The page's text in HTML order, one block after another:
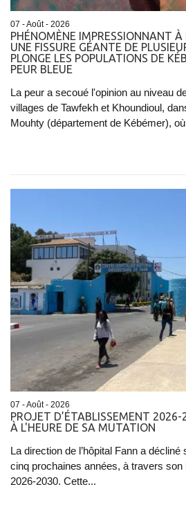
07 - Août - 2026
PHÉNOMÈNE IMPRESSIONNANT
UNE FISSURE GÉANTE DE
PLONGE LES POPULATIONS DE
PEUR BLEUE
La peur a secoué l'opinion au niveau
villages de Tawfekh et Khoundioul,
Mouhty (département de Kébémer),
07 - Août - 2026
PROJET D’ÉTABLISSEMENT 2026-
À L'HEURE DE SA MUTATION
La direction de l’hôpital Fann a
cinq prochaines années, à travers son
2026-2030. Cette...